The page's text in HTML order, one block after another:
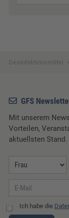
Desinfektionsmittel
GFS
Mit unserem
Vorteilen,
aktuellsten Stand.
Ich habe die